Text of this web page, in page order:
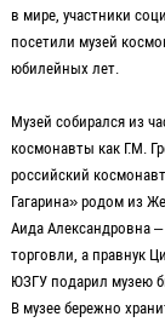
в мире, участники
посетили музей
юбилейных лет.
Музей собирался из
космонавты как Г.М.
российский
Гагарина» родом из
Аида Александровна
торговли, а правнук
ЮЗГУ подарил музею
В музее бережно